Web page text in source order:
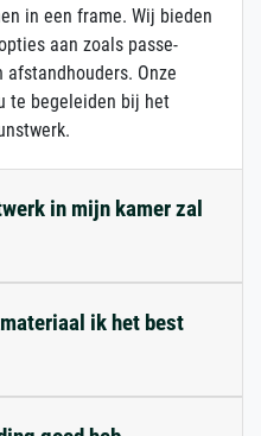
in een frame. Wij bieden
aan zoals passe-
Onze
te begeleiden bij het
in mijn kamer zal
ik het best